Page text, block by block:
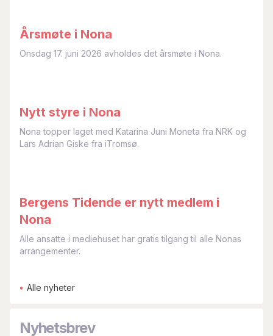
Årsmøte i Nona
Onsdag 17. juni 2026 avholdes det årsmøte i Nona.
Nytt styre i Nona
Nona topper laget med Katarina Juni Moneta fra NRK og
Lars Adrian Giske fra iTromsø.
Bergens Tidende er nytt medlem i
Nona
Alle ansatte i mediehuset har gratis tilgang til alle Nonas
arrangementer.
• Alle nyheter
Nyhetsbrev